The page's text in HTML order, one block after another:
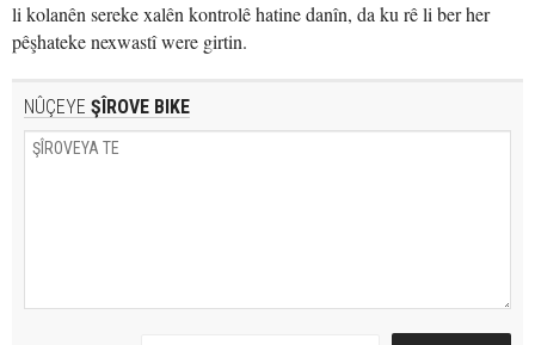
li kolanên sereke xalên kontrolê hatine danîn, da ku rê li ber her
pêşhateke nexwastî were girtin.
NÛÇEYE ŞÎROVE BIKE